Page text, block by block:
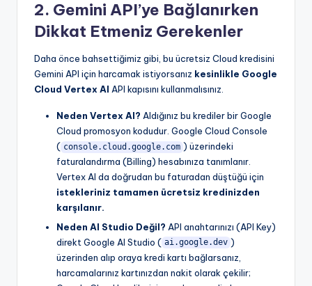
2. Gemini API’ye Bağlanırken
Dikkat Etmeniz Gerekenler
Daha önce bahsettiğimiz gibi, bu ücretsiz Cloud kredisini
Gemini API için harcamak istiyorsanız kesinlikle Google
Cloud Vertex AI API kapısını kullanmalısınız.
Neden Vertex AI? Aldığınız bu krediler bir Google
Cloud promosyon kodudur. Google Cloud Console
( console.cloud.google.com ) üzerindeki
faturalandırma (Billing) hesabınıza tanımlanır.
Vertex AI da doğrudan bu faturadan düştüğü için
istekleriniz tamamen ücretsiz kredinizden
karşılanır.
Neden AI Studio Değil? API anahtarınızı (API Key)
direkt Google AI Studio ( ai.google.dev )
üzerinden alıp oraya kredi kartı bağlarsanız,
harcamalarınız kartınızdan nakit olarak çekilir;